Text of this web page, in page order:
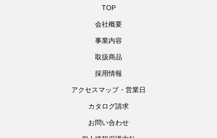
TOP
会社概要
事業内容
取扱商品
採用情報
アクセスマップ・営業日
カタログ請求
お問い合わせ